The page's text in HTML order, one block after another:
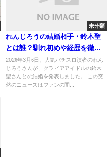
未分類
れんじろうの結婚相手・鈴木聖
とは誰？馴れ初めや経歴を徹底
解説！
2026年3月6日、人気パチスロ演者のれん
じろうさんが、グラビアアイドルの鈴木
聖さんとの結婚を発表しました。 この突
然のニュースはファンの間...